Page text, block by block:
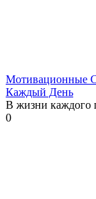
Мотивационные
Каждый День
В жизни каждого
0